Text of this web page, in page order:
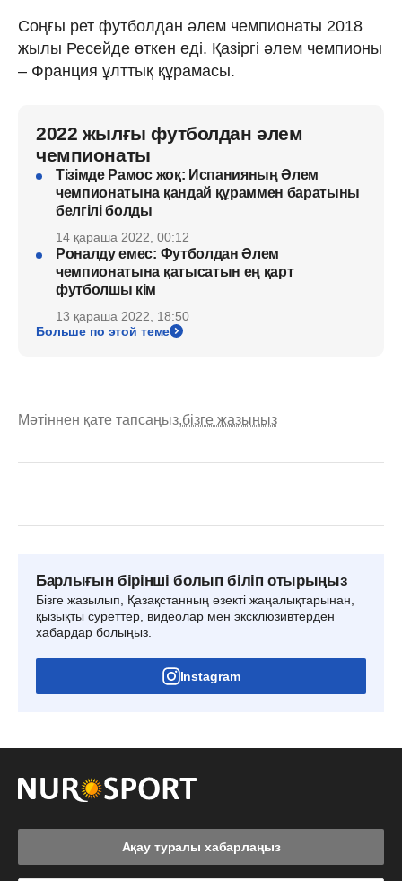
Соңғы рет футболдан әлем чемпионаты 2018
жылы Ресейде өткен еді. Қазіргі әлем чемпионы
– Франция ұлттық құрамасы.
2022 жылғы футболдан әлем
чемпионаты
Тізімде Рамос жоқ: Испанияның Әлем
чемпионатына қандай құраммен баратыны
белгілі болды
14 қараша 2022, 00:12
Роналду емес: Футболдан Әлем
чемпионатына қатысатын ең қарт
футболшы кім
13 қараша 2022, 18:50
Больше по этой теме
Мәтіннен қате тапсаңыз,бізге жазыңыз
Барлығын бірінші болып біліп отырыңыз
Бізге жазылып, Қазақстанның өзекті жаңалықтарынан,
қызықты суреттер, видеолар мен эксклюзивтерден
хабардар болыңыз.
Instagram
Ақау туралы хабарлаңыз